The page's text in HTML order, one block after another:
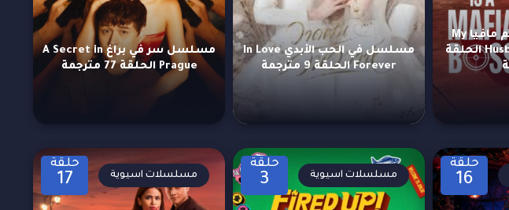
مسلسل زوجي زعيم مافيا My
Husband is a Mafia Boss الحلقة
مسلسل في الحب الأبدي In Love
Forever الحلقة 9 مترجمة
مسلسل سر في براغ A Secret in
Prague الحلقة 77 مترجمة
حلقة
16
حلقة
3 مسلسلات اسيوية
حلقة
17 مسلسلات اسيوية